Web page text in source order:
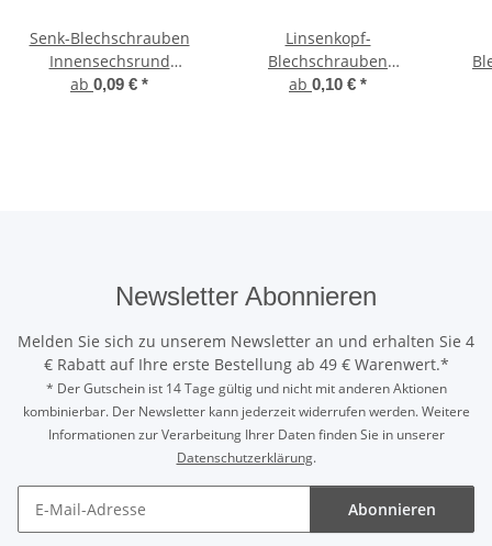
Senk-Blechschrauben
Innensechsrund
Edelstahl A2 (DIN 7982)
ab 0,09 € *
Linsenkopf-
Blechschrauben
Kreuzschlitz (PH)
ab 0,10 € *
Newsletter Abonnieren
Melden Sie sich zu unserem Newsletter an und erhalten Sie 4
€ Rabatt auf Ihre erste Bestellung ab 49 € Warenwert.*
* Der Gutschein ist 14 Tage gültig und nicht mit anderen Aktionen
kombinierbar. Der Newsletter kann jederzeit widerrufen werden. Weitere
Informationen zur Verarbeitung Ihrer Daten finden Sie in unserer
Datenschutzerklärung.
Abonnieren